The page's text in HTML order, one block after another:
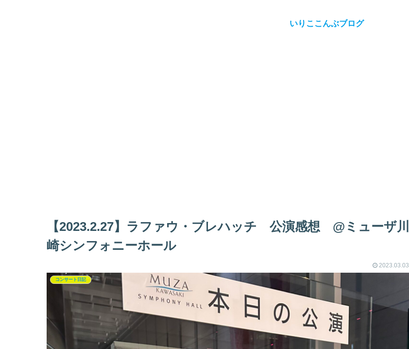
いりここんぶブログ
【2023.2.27】ラファウ・ブレハッチ 公演感想 @ミューザ川
崎シンフォニーホール
2023.03.03
コンサート日記